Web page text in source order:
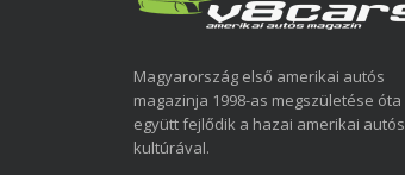
Magyarország első amerikai autós
magazinja 1998-as megszületése óta
együtt fejlődik a hazai amerikai autós
kultúrával.